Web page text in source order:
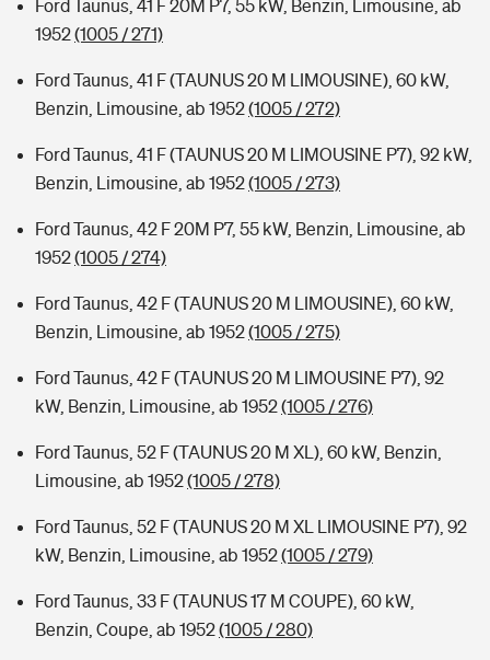
Ford Taunus, 41 F 20M P7, 55 kW, Benzin, Limousine, ab
1952(1005 / 271)
Ford Taunus, 41 F (TAUNUS 20 M LIMOUSINE), 60 kW,
Benzin, Limousine, ab 1952(1005 / 272)
Ford Taunus, 41 F (TAUNUS 20 M LIMOUSINE P7), 92 kW,
Benzin, Limousine, ab 1952(1005 / 273)
Ford Taunus, 42 F 20M P7, 55 kW, Benzin, Limousine, ab
1952(1005 / 274)
Ford Taunus, 42 F (TAUNUS 20 M LIMOUSINE), 60 kW,
Benzin, Limousine, ab 1952(1005 / 275)
Ford Taunus, 42 F (TAUNUS 20 M LIMOUSINE P7), 92
kW, Benzin, Limousine, ab 1952(1005 / 276)
Ford Taunus, 52 F (TAUNUS 20 M XL), 60 kW, Benzin,
Limousine, ab 1952(1005 / 278)
Ford Taunus, 52 F (TAUNUS 20 M XL LIMOUSINE P7), 92
kW, Benzin, Limousine, ab 1952(1005 / 279)
Ford Taunus, 33 F (TAUNUS 17 M COUPE), 60 kW,
Benzin, Coupe, ab 1952(1005 / 280)